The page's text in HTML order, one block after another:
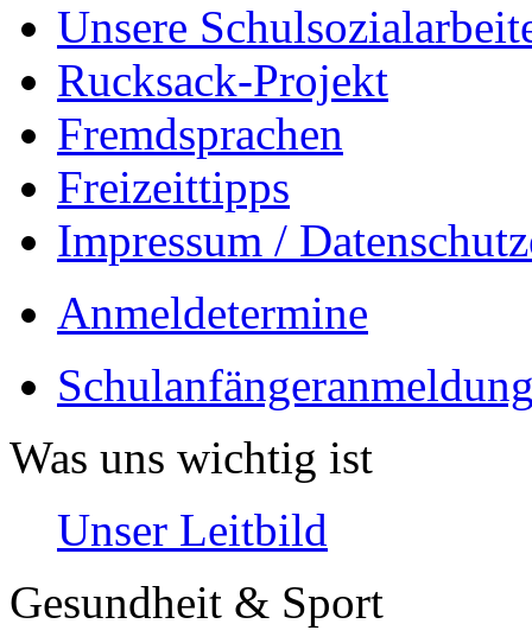
Unsere
Rucksack-Projekt
Fremdsprachen
Freizeittipps
Impressum /
Anmeldetermine
Was uns wichtig ist
Unser Leitbild
Gesundheit & Sport